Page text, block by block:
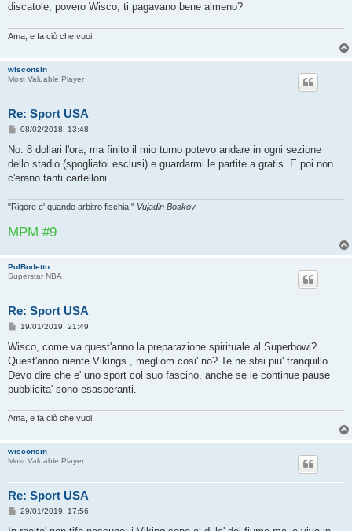
discatole, povero Wisco, ti pagavano bene almeno?
Ama, e fa ciò che vuoi
wisconsin
Most Valuable Player
Re: Sport USA
M
s
a
g
o
08/02/2018, 13:48
No. 8 dollari l'ora, ma finito il mio turno potevo andare in ogni sezione
dello stadio (spogliatoi esclusi) e guardarmi le partite a gratis. E poi non
c'erano tanti cartelloni...
"Rigore e' quando arbitro fischia!" Vujadin Boskov
MPM #9
PolBodetto
Superstar NBA
Re: Sport USA
M
s
a
g
i
19/01/2019, 21:49
Wisco, come va quest'anno la preparazione spirituale al Superbowl?
Quest'anno niente Vikings , megliom cosi' no? Te ne stai piu' tranquillo..
Devo dire che e' uno sport col suo fascino, anche se le continue pause
pubblicita' sono esasperanti.
Ama, e fa ciò che vuoi
wisconsin
Most Valuable Player
Re: Sport USA
M
s
29/01/2019, 17:56